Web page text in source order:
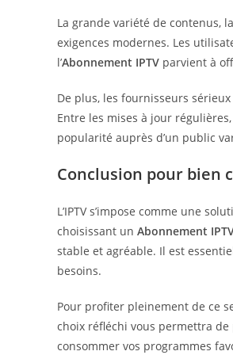
La grande variété de contenus,
exigences modernes. Les
l’Abonnement IPTV parvient à
De plus, les fournisseurs
Entre les mises à jour
popularité auprès d’un public
Conclusion pour bien
L’IPTV s’impose comme une
choisissant un Abonnement
stable et agréable. Il est
besoins.
Pour profiter pleinement de ce
choix réfléchi vous permettra
consommer vos programmes